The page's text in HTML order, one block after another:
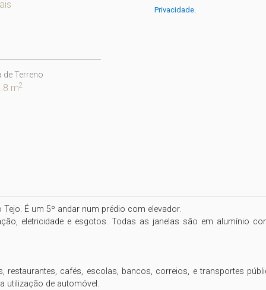
de Terreno
m2
Privacidade.
É um 5º andar num prédio com elevador.
eletricidade e esgotos. Todas as janelas são em alumínio
restaurantes, cafés, escolas, bancos, correios, e transportes
utilização de automóvel.